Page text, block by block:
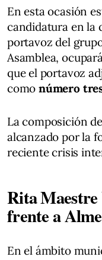
En esta ocasión
candidatura en la
portavoz del
Asamblea,
que el portavoz
comonúmero
La composición
alcanzado por la
reciente crisis
Rita
frente a
En el ámbito